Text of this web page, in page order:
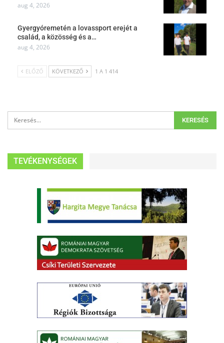
aug 4, 2026
Gyergyóremetén a lovassport erejét a
család, a közösség és a…
aug 4, 2026
ELŐZŐ KÖVETKEZŐ 1 A 1 414
TEVÉKENYSÉGEK